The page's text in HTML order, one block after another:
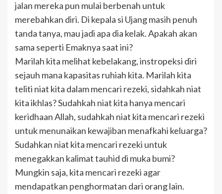
jalan mereka pun mulai berbenah untuk
merebahkan diri. Di kepala si Ujang masih penuh
tanda tanya, mau jadi apa dia kelak. Apakah akan
sama seperti Emaknya saat ini?
Marilah kita melihat kebelakang, instropeksi diri
sejauh mana kapasitas ruhiah kita. Marilah kita
teliti niat kita dalam mencari rezeki, sidahkah niat
kita ikhlas? Sudahkah niat kita hanya mencari
keridhaan Allah, sudahkah niat kita mencari rezeki
untuk menunaikan kewajiban menafkahi keluarga?
Sudahkan niat kita mencari rezeki untuk
menegakkan kalimat tauhid di muka bumi?
Mungkin saja, kita mencari rezeki agar
mendapatkan penghormatan dari orang lain.